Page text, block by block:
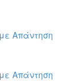
Απάντηση
Απάντηση